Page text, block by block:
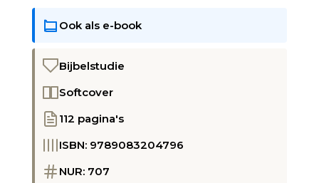
Ook als e-book
Bijbelstudie
Softcover
112 pagina's
ISBN: 9789083204796
NUR: 707